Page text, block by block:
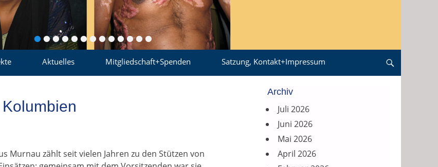
•••••••••••••
Aktuelles Mitgliedschaft+Spenden Satzung, Kontakt+Impressum
Murnau zählt seit vielen Jahren zu den Stützen von
Archiv
Juli 2026
Juni 2026
Mai 2026
April 2026